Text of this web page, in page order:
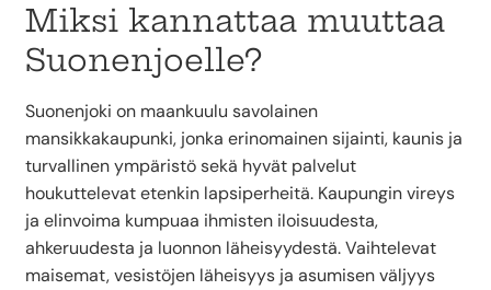
Miksi kannattaa muuttaa
Suonenjoelle?
Suonenjoki on maankuulu savolainen
mansikkakaupunki, jonka erinomainen sijainti, kaunis ja
turvallinen ympäristö sekä hyvät palvelut
houkuttelevat etenkin lapsiperheitä. Kaupungin vireys
ja elinvoima kumpuaa ihmisten iloisuudesta,
ahkeruudesta ja luonnon läheisyydestä. Vaihtelevat
maisemat, vesistöjen läheisyys ja asumisen väljyys